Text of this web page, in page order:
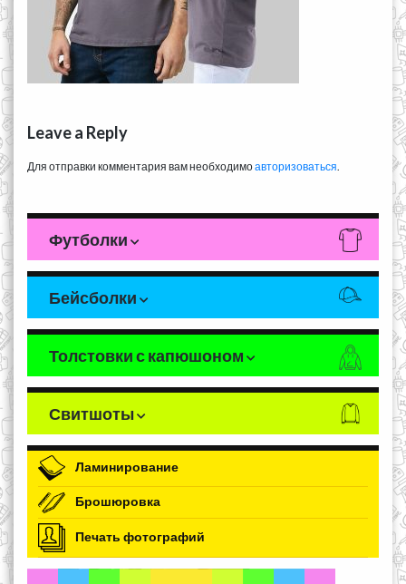
Leave a Reply
Для отправки комментария вам необходимоавторизоваться
Футболки
Бейсболки
Толстовки с капюшоном
Свитшоты
Ламинирование
Брошюровка
Печать фотографий